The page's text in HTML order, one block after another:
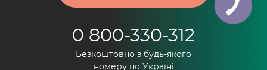
0 800-330-312
Безкоштовно з будь-якого
номеру по Україні